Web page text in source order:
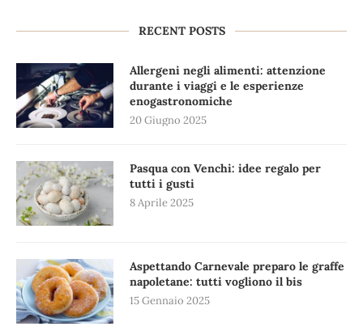
RECENT POSTS
Allergeni negli alimenti: attenzione
durante i viaggi e le esperienze
enogastronomiche
20 Giugno 2025
Pasqua con Venchi: idee regalo per
tutti i gusti
8 Aprile 2025
Aspettando Carnevale preparo le graffe
napoletane: tutti vogliono il bis
15 Gennaio 2025